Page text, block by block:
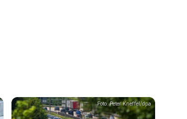
Foto: Peter Kneffel/dpa